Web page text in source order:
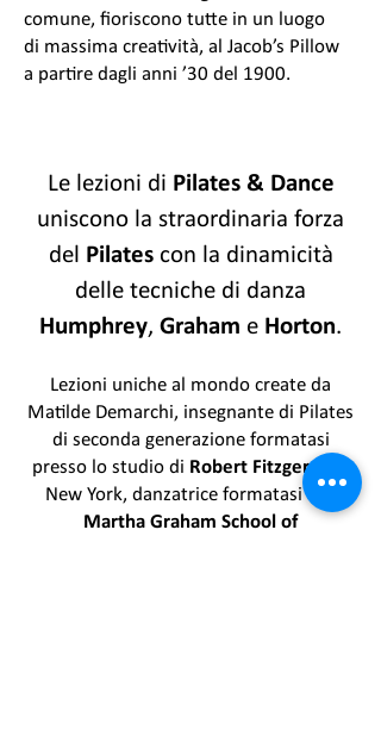
comune, fioriscono tutte in un luogo
di massima creatività, al Jacob’s Pillow
a partire dagli anni ’30 del 1900.
Le lezioni di Pilates & Dance
uniscono la straordinaria forza
del Pilatescon la dinamicità
delle tecniche di danza
Humphrey, Graham e Horton.
Lezioni uniche al mondo create da
Matilde Demarchi, insegnante di Pilates
di seconda generazione formatasi
presso lo studio di Robert Fitzgerald
a
New York, danzatrice formatasi alla
Martha Graham Schoolof